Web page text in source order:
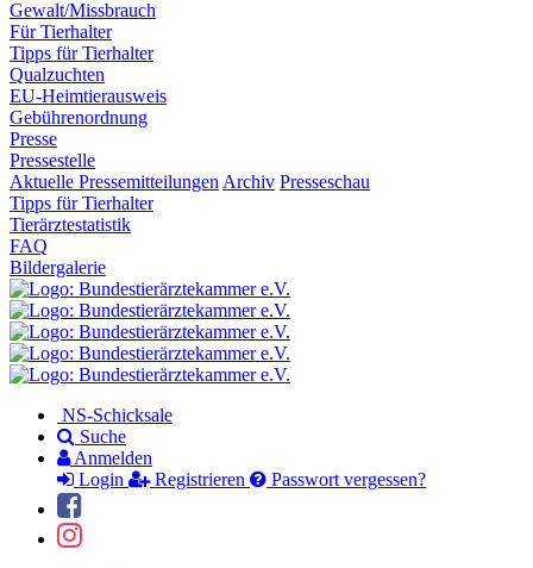
Gewalt/Missbrauch
Für Tierhalter
Tipps für Tierhalter
Qualzuchten
EU-Heimtierausweis
Gebührenordnung
Presse
Pressestelle
Aktuelle Pressemitteilungen Archiv Presseschau
Tipps für Tierhalter
Tierärztestatistik
FAQ
Bildergalerie
NS-Schicksale
Suche
Anmelden
Login
Registrieren Passwort vergessen?